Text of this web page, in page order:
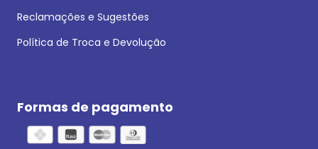
Reclamações e Sugestões
Política de Troca e Devolução
Formas de pagamento